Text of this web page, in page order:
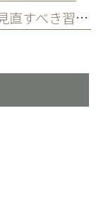
生活習慣が歯周病の原因になる？見直すべき習慣とは？